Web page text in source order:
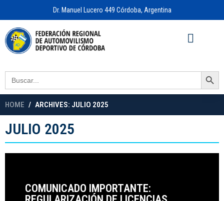
Dr. Manuel Lucero 449 Córdoba, Argentina
Search
for:
Search Button
HOME ARCHIVES: JULIO 2025
JULIO 2025
COMUNICADO IMPORTANTE: